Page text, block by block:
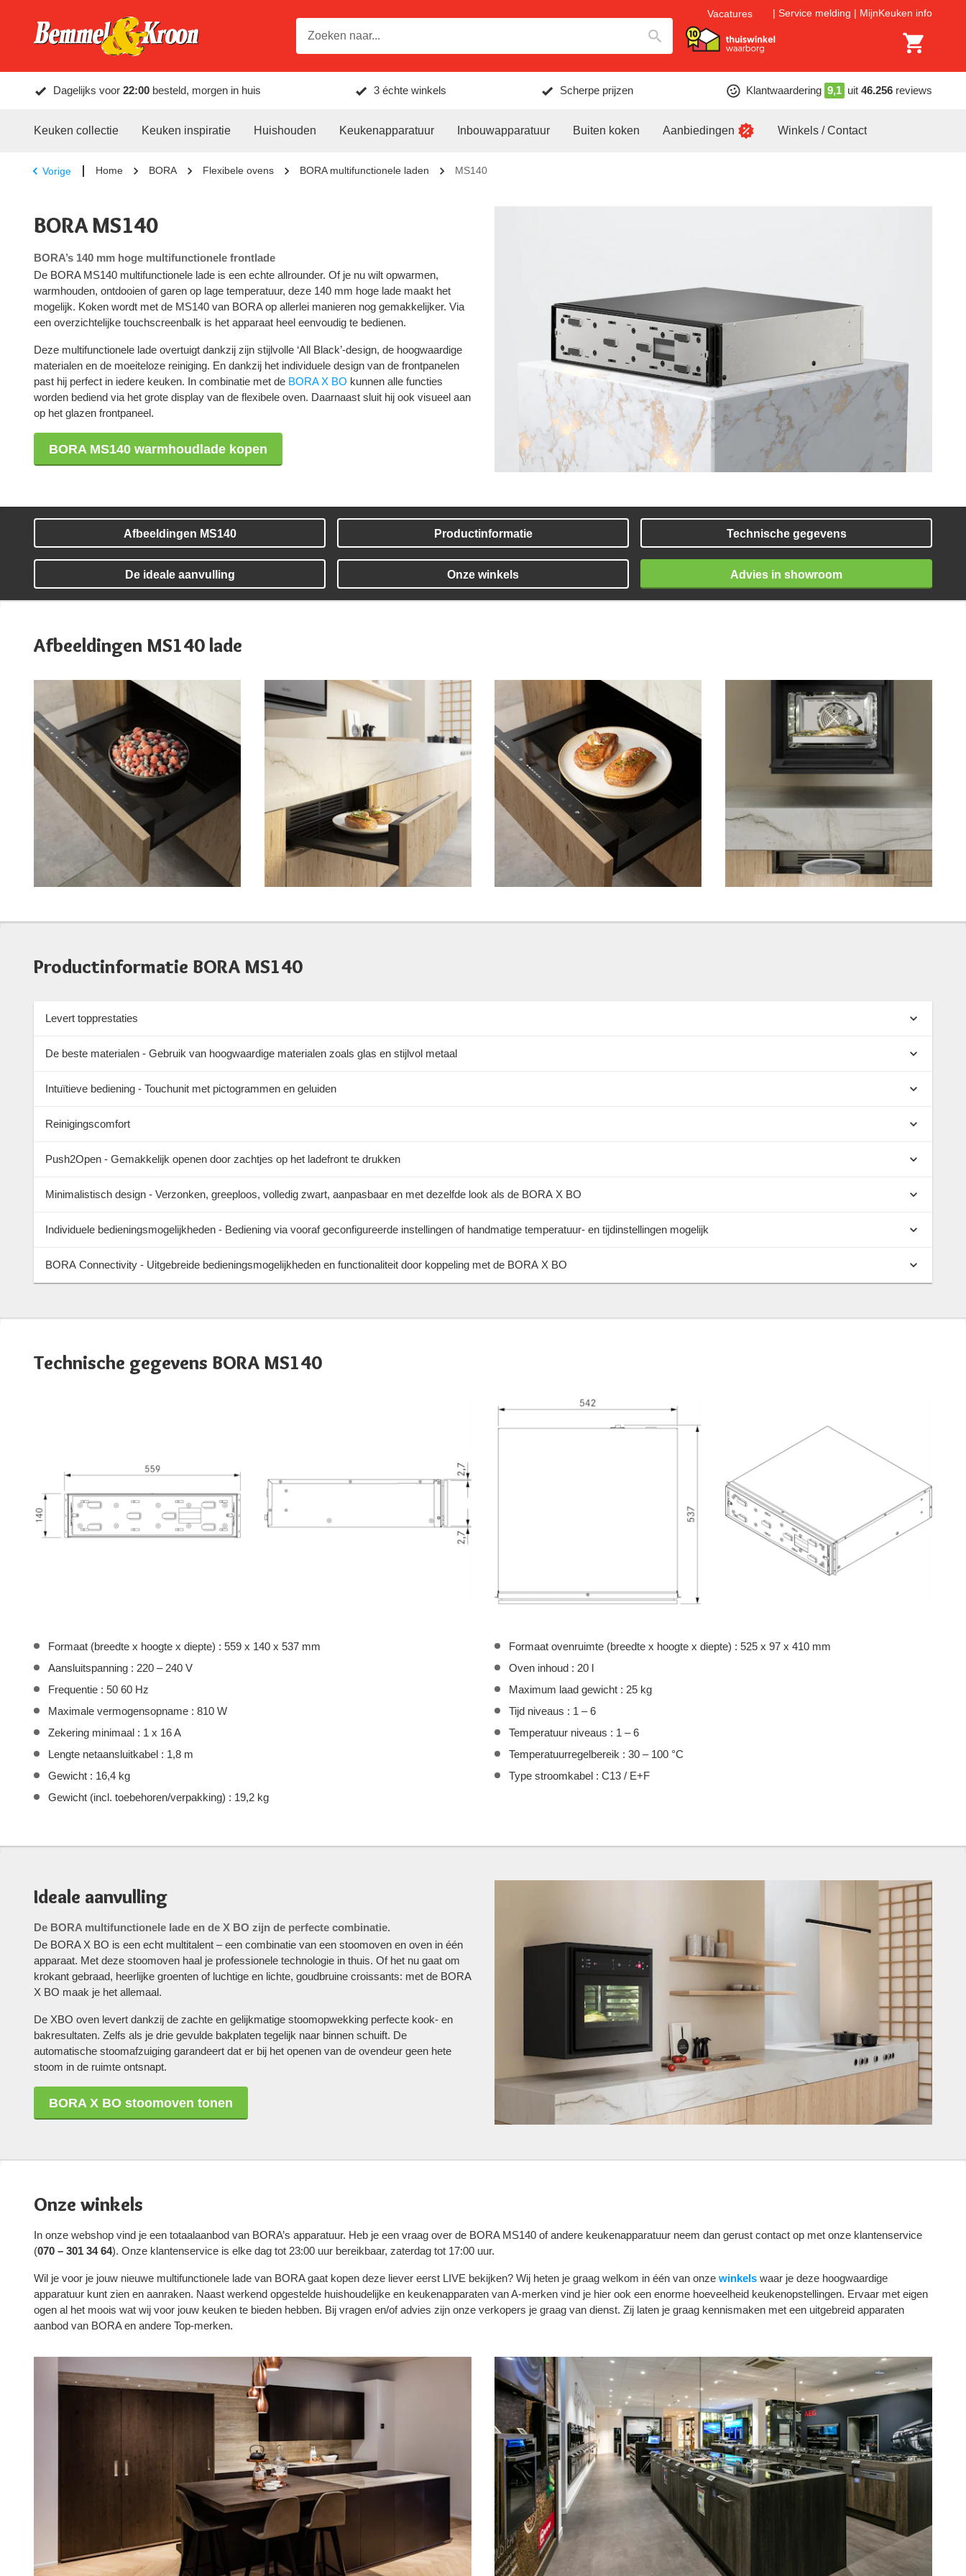
Vacatures Service melding MijnKeuken info
Dagelijks voor 22:00 besteld, morgen in huis 3 échte winkels Scherpe prijzen Klantwaardering 9,1 uit 46.256 reviews
Keuken collectie Keuken inspiratie Huishouden Keukenapparatuur Inbouwapparatuur Buiten koken Aanbiedingen Winkels / Contact
Vorige Home BORA Flexibele ovens BORA multifunctionele laden MS140
BORA MS140
BORA’s 140 mm hoge multifunctionele frontlade
De BORA MS140 multifunctionele lade is een echte allrounder. Of je nu wilt opwarmen,
warmhouden, ontdooien of garen op lage temperatuur, deze 140 mm hoge lade maakt het
mogelijk. Koken wordt met de MS140 van BORA op allerlei manieren nog gemakkelijker. Via
een overzichtelijke touchscreenbalk is het apparaat heel eenvoudig te bedienen.
Deze multifunctionele lade overtuigt dankzij zijn stijlvolle ‘All Black’-design, de hoogwaardige
materialen en de moeiteloze reiniging. En dankzij het individuele design van de frontpanelen
past hij perfect in iedere keuken. In combinatie met de BORA X BO kunnen alle functies
worden bediend via het grote display van de flexibele oven. Daarnaast sluit hij ook visueel aan
op het glazen frontpaneel.
BORA MS140 warmhoudlade kopen
Afbeeldingen MS140 Productinformatie Technische gegevens
De ideale aanvulling Onze winkels Advies in showroom
Afbeeldingen MS140 lade
Productinformatie BORA MS140
Levert topprestaties
De beste materialen - Gebruik van hoogwaardige materialen zoals glas en stijlvol metaal
Intuïtieve bediening - Touchunit met pictogrammen en geluiden
Reinigingscomfort
Push2Open - Gemakkelijk openen door zachtjes op het ladefront te drukken
Minimalistisch design - Verzonken, greeploos, volledig zwart, aanpasbaar en met dezelfde look als de BORA X BO
Individuele bedieningsmogelijkheden - Bediening via vooraf geconfigureerde instellingen of handmatige temperatuur- en tijdinstellingen mogelijk
BORA Connectivity - Uitgebreide bedieningsmogelijkheden en functionaliteit door koppeling met de BORA X BO
Technische gegevens BORA MS140
Formaat (breedte x hoogte x diepte) : 559 x 140 x 537 mm
Aansluitspanning : 220 – 240 V
Frequentie : 50 60 Hz
Maximale vermogensopname : 810 W
Zekering minimaal : 1 x 16 A
Lengte netaansluitkabel : 1,8 m
Gewicht : 16,4 kg
Gewicht (incl. toebehoren/verpakking) : 19,2 kg
Formaat ovenruimte (breedte x hoogte x diepte) : 525 x 97 x 410 mm
Oven inhoud : 20 l
Maximum laad gewicht : 25 kg
Tijd niveaus : 1 – 6
Temperatuur niveaus : 1 – 6
Temperatuurregelbereik : 30 – 100 °C
Type stroomkabel : C13 / E+F
Ideale aanvulling
De BORA multifunctionele lade en de X BO zijn de perfecte combinatie.
De BORA X BO is een echt multitalent – een combinatie van een stoomoven en oven in één
apparaat. Met deze stoomoven haal je professionele technologie in thuis. Of het nu gaat om
krokant gebraad, heerlijke groenten of luchtige en lichte, goudbruine croissants: met de BORA
X BO maak je het allemaal.
De XBO oven levert dankzij de zachte en gelijkmatige stoomopwekking perfecte kook- en
bakresultaten. Zelfs als je drie gevulde bakplaten tegelijk naar binnen schuift. De
automatische stoomafzuiging garandeert dat er bij het openen van de ovendeur geen hete
stoom in de ruimte ontsnapt.
BORA X BO stoomoven tonen
Onze winkels
In onze webshop vind je een totaalaanbod van BORA’s apparatuur. Heb je een vraag over de BORA MS140 of andere keukenapparatuur neem dan gerust contact op met onze klantenservice
(070 – 301 34 64). Onze klantenservice is elke dag tot 23:00 uur bereikbaar, zaterdag tot 17:00 uur.
Wil je voor je jouw nieuwe multifunctionele lade van BORA gaat kopen deze liever eerst LIVE bekijken? Wij heten je graag welkom in één van onze winkels waar je deze hoogwaardige
apparatuur kunt zien en aanraken. Naast werkend opgestelde huishoudelijke en keukenapparaten van A-merken vind je hier ook een enorme hoeveelheid keukenopstellingen. Ervaar met eigen
ogen al het moois wat wij voor jouw keuken te bieden hebben. Bij vragen en/of advies zijn onze verkopers je graag van dienst. Zij laten je graag kennismaken met een uitgebreid apparaten
aanbod van BORA en andere Top-merken.